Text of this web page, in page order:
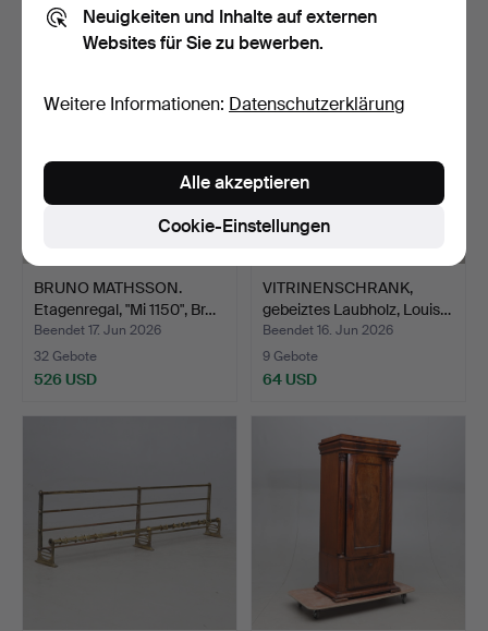
32 USD 106 USD
BRUNO MATHSSON.
Etagenregal, "Mi 1150", Br…
Beendet 17. Jun 2026
32 Gebote
526 USD
VITRINENSCHRANK,
gebeiztes Laubholz, Louis…
Beendet 16. Jun 2026
9 Gebote
64 USD
Neuigkeiten und Inhalte auf externen
Websites für Sie zu bewerben.
Weitere Informationen: Datenschutzerklärung
Cookie-Einstellungen
Alle akzeptieren